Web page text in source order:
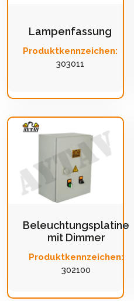
Lampenfassung
Produktkennzeichen:
303011
Beleuchtungsplatine
mit Dimmer
Produktkennzeichen:
302100